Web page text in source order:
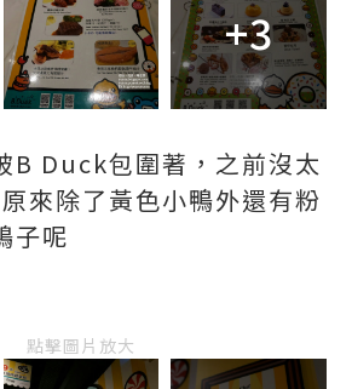
+3
B Duck包圍著，之前沒太
來除了黃色小鴨外還有粉
子呢
點擊圖片放大